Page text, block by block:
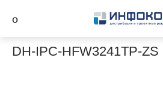
DH-IPC-HFW3241TP-ZS